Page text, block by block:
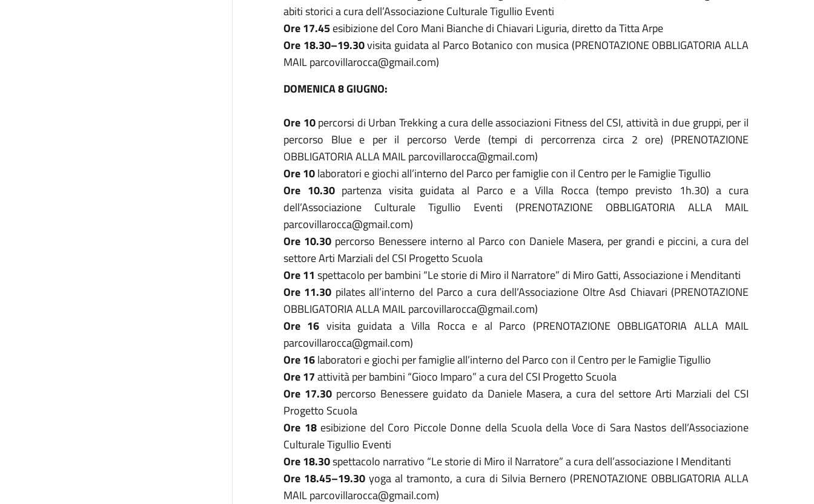
abiti storici a cura dell’Associazione Culturale Tigullio Eventi
Ore 17.45esibizione del Coro Mani Bianche di Chiavari Liguria, diretto da Titta Arpe
Ore 18.30–19.30visita guidata al Parco Botanico con musica (PRENOTAZIONE OBBLIGATORIA ALLA
MAIL parcovillarocca@gmail.com)
DOMENICA 8 GIUGNO:
Ore 10percorsi di Urban Trekking a cura delle associazioni Fitness del CSI, attività in due gruppi, per il
percorso Blue e per il percorso Verde (tempi di percorrenza circa 2 ore) (PRENOTAZIONE
OBBLIGATORIA ALLA MAIL parcovillarocca@gmail.com)
Ore 10laboratori e giochi all’interno del Parco per famiglie con il Centro per le Famiglie Tigullio
Ore 10.30partenza visita guidata al Parco e a Villa Rocca (tempo previsto 1h.30) a cura
dell’Associazione Culturale Tigullio Eventi (PRENOTAZIONE OBBLIGATORIA ALLA MAIL
parcovillarocca@gmail.com)
Ore 10.30percorso Benessere interno al Parco con Daniele Masera, per grandi e piccini, a cura del
settore Arti Marziali del CSI Progetto Scuola
Ore 11 spettacolo per bambini “Le storie di Miro il Narratore” di Miro Gatti, Associazione i Menditanti
Ore 11.30 pilates all’interno del Parco a cura dell’Associazione Oltre Asd Chiavari (PRENOTAZIONE
OBBLIGATORIA ALLA MAIL parcovillarocca@gmail.com)
Ore 16 visita guidata a Villa Rocca e al Parco (PRENOTAZIONE OBBLIGATORIA ALLA MAIL
parcovillarocca@gmail.com)
Ore 16laboratori e giochi per famiglie all’interno del Parco con il Centro per le Famiglie Tigullio
Ore 17attività per bambini “Gioco Imparo” a cura del CSI Progetto Scuola
Ore 17.30 percorso Benessere guidato da Daniele Masera, a cura del settore Arti Marziali del CSI
Progetto Scuola
Ore 18 esibizione del Coro Piccole Donne della Scuola della Voce di Sara Nastos dell’Associazione
Culturale Tigullio Eventi
Ore 18.30spettacolo narrativo “Le storie di Miro il Narratore” a cura dell’associazione I Menditanti
Ore 18.45–19.30 yoga al tramonto, a cura di Silvia Bernero (PRENOTAZIONE OBBLIGATORIA ALLA
MAIL parcovillarocca@gmail.com)